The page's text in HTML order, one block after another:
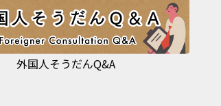
外国人そうだんQ&A